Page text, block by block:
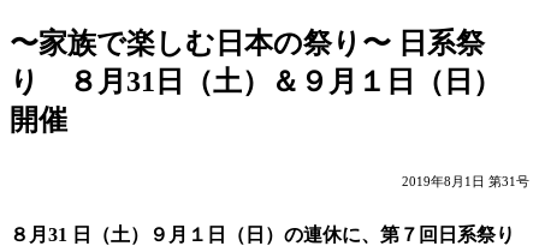
〜家族で楽しむ日本の祭り〜 日系祭
り ８月31日（土）＆９月１日（日）
開催
2019年8月1日 第31号
８月31 日（土）９月１日（日）の連休に、第７回日系祭り